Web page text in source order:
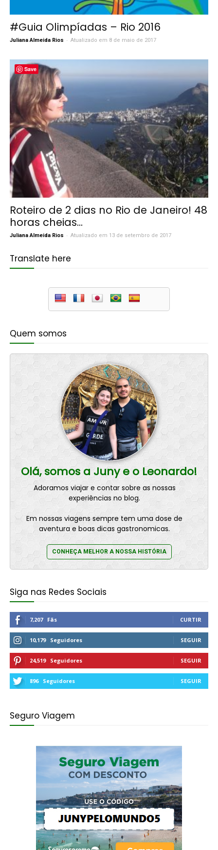
#Guia Olimpíadas – Rio 2016
Juliana Almeida Rios - Atualizado em 8 de maio de 2017
Roteiro de 2 dias no Rio de Janeiro! 48
horas cheias...
Juliana Almeida Rios - Atualizado em 13 de setembro de 2017
Translate here
Quem somos
Olá, somos a Juny e o Leonardo!
Adoramos viajar e contar sobre as nossas
experiências no blog.
Em nossas viagens sempre tem uma dose de
aventura e boas dicas gastronomicas.
CONHEÇA MELHOR A NOSSA HISTÓRIA
Siga nas Redes Sociais
7,207 Fãs CURTIR
10,179 Seguidores SEGUIR
24,519 Seguidores SEGUIR
896 Seguidores SEGUIR
Seguro Viagem
Save